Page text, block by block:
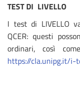
TEST DI LIVELLO
I test di LIVELLO
QCER: questi
ordinari, così
https://cla.unipg.it/